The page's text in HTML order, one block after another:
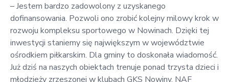
– Jestem bardzo zadowolony z uzyskanego
dofinansowania. Pozwoli ono zrobić kolejny milowy krok w
rozwoju kompleksu sportowego w Nowinach. Dzięki tej
inwestycji staniemy się największym w województwie
ośrodkiem piłkarskim. Dla gminy to doskonała wiadomość.
Już dziś na naszych obiektach trenuje ponad trzysta dzieci i
młodzieży zrzeszonej w klubach GKS Nowiny, NAF